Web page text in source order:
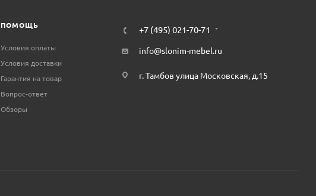
ПОМОЩЬ
Условия оплаты
Условия доставки
Гарантия на товар
Вопрос-ответ
Обзоры
+7 (495) 021-70-71
info@slonim-mebel.ru
г. Тамбов улица Московская, д.15